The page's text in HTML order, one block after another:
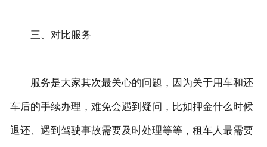
三、对比服务
服务是大家其次最关心的问题，因为关于用车和还
车后的手续办理，难免会遇到疑问，比如押金什么时候
退还、遇到驾驶事故需要及时处理等等，租车人最需要